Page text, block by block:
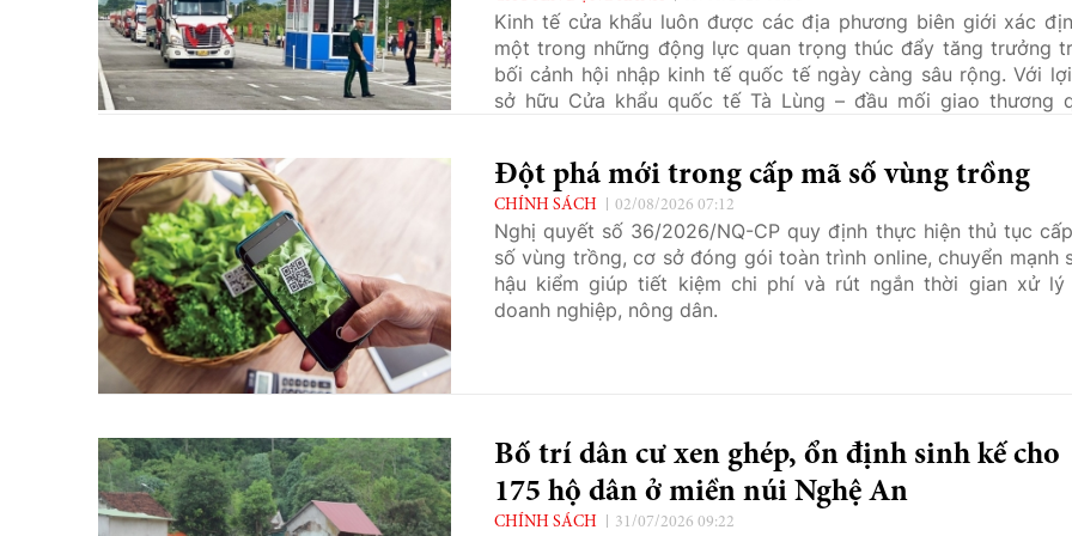
Kinh tế cửa khẩu luôn được các địa phương biên giới xác
một trong những động lực quan trọng thúc đẩy tăng trưởng
bối cảnh hội nhập kinh tế quốc tế ngày càng sâu rộng. Với
sở hữu Cửa khẩu quốc tế Tà Lùng – đầu mối giao thương
hoạch và đầu tư hạ tầng đồng bộ theo Nghị quyết Đại hội Đảng
xã lần thứ I, nhiệm kỳ 2025 – 2030. Đây được xem là
chiến lược nhằm khai thác hiệu quả tiềm năng, tạo động lực
trưởng, thúc đẩy chuyển dịch cơ cấu kinh tế, từng bước nâng
đời sống người dân địa phương.
Đột phá mới trong cấp mã số vùng trồng
CHÍNH SÁCH 02/08/2026 07:12
Nghị quyết số 36/2026/NQ-CP quy định thực hiện thủ tục
số vùng trồng, cơ sở đóng gói toàn trình online, chuyển mạnh
hậu kiểm giúp tiết kiệm chi phí và rút ngắn thời gian xử lý
doanh nghiệp, nông dân.
Bố trí dân cư xen ghép, ổn định sinh kế cho
175 hộ dân ở miền núi Nghệ An
CHÍNH SÁCH 31/07/2026 09:22